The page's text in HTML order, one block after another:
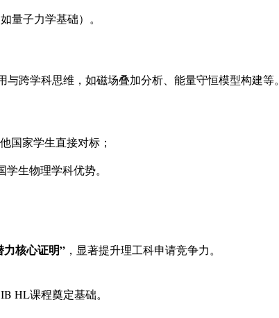
量子力学基础）。
跨学科思维，如磁场叠加分析、能量守恒模型构建等。
国家学生直接对标；
生物理学科优势。
力核心证明” ，显著提升理工科申请竞争力。
HL课程奠定基础。